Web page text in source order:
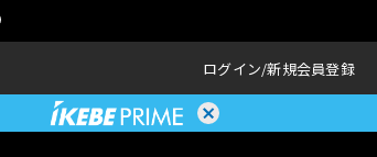
ログイン 新規会員登録